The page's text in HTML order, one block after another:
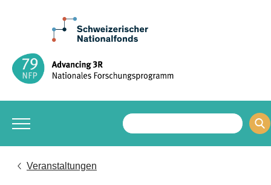
Veranstaltungen